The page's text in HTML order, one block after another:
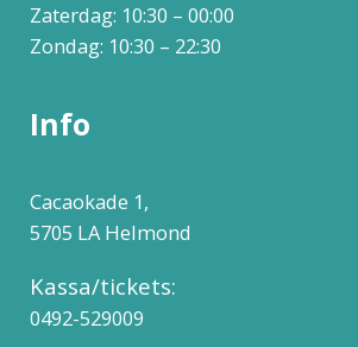
Zaterdag: 10:30 – 00:00
Zondag: 10:30 – 22:30
Info
Cacaokade 1,
5705 LA Helmond
Kassa/tickets:
0492-529009